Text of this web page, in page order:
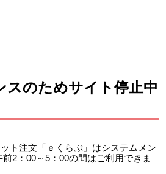
スのためサイト停止中
ト注文「ｅくらぶ」はシステムメン
2：00～5：00の間はご利用できま